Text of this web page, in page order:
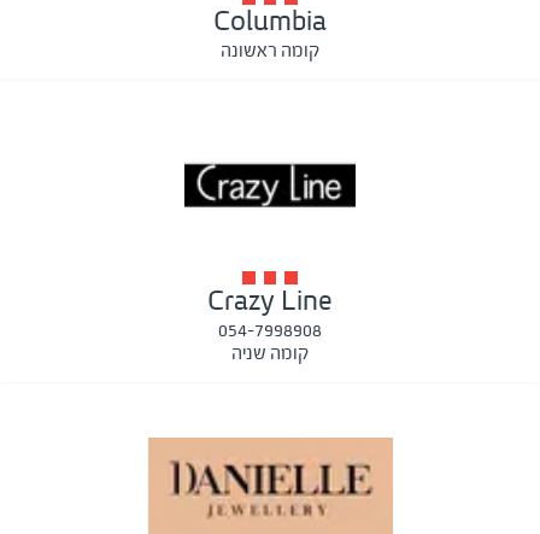
Columbia
קומה ראשונה
Crazy Line
054-7998908
קומה שניה